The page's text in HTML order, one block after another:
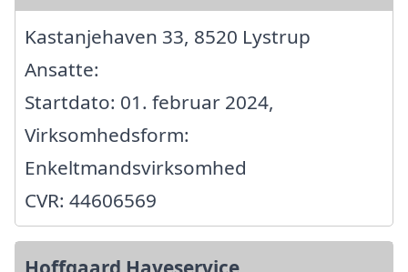
Kastanjehaven 33, 8520 Lystrup
Ansatte:
Startdato: 01. februar 2024,
Virksomhedsform:
Enkeltmandsvirksomhed
CVR: 44606569